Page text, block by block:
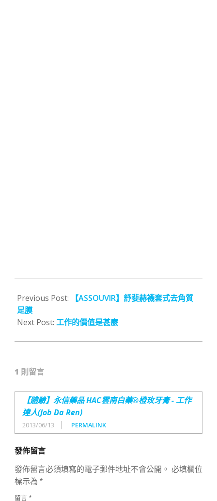
06-
23
Previous Post:
【ASSOUVIR】舒婓赫襪套式去角質
足膜
Next Post: 工作的價值是甚麼
1 則留言
【體驗】永信藥品 HAC雲南白藥®橙玫牙膏 - 工作
達人(Job Da Ren)
2013/06/13 PERMALINK
發佈留言
發佈留言必須填寫的電子郵件地址不會公開。 必填欄位
標示為 *
留言 *